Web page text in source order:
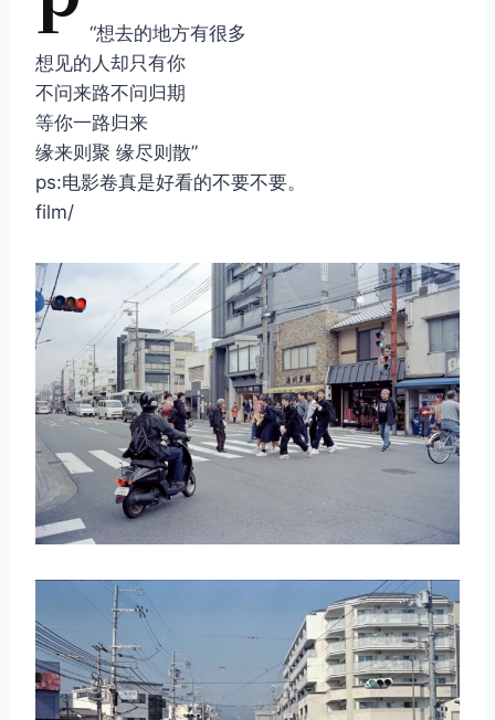
“想去的地方有很多
想见的人却只有你
不问来路不问归期
等你一路归来
缘来则聚 缘尽则散”
ps:电影卷真是好看的不要不要。
film/